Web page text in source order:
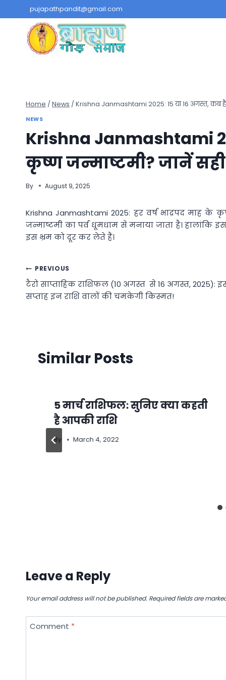
to
content
pujapathpandit@gmail.com
Home / News / Krishna Janmashtami 2025: 15 या 16 अगस्त, कब
NEWS
Krishna Janmashtami
कृष्ण जन्माष्टमी? जानें
By August 9, 2025
Krishna Janmashtami 2025: हर वर्ष भाद्रपद माह के
जन्माष्टमी का पर्व धूमधाम से मनाया जाता है। हालांकि
इस भ्रम को दूर कर लेते हैं।
Post
navigation
PREVIOUS
टैरो साप्ताहिक राशिफल (10 अगस्त से 16 अगस्त, 2025):
सप्ताह इन राशि वालों की चमकेगी किस्मत!
Similar Posts
5 मार्च राशिफल: सुनिए क्या कहती
है आपकी राशि
By March 4, 2022
Leave a Reply
Your email address will not be published. Required fields are
Comment *